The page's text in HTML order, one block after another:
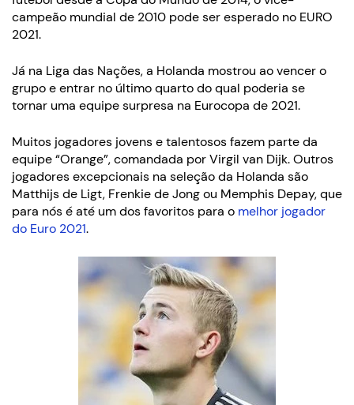
campeão mundial de 2010 pode ser esperado no EURO
2021.
Já na Liga das Nações, a Holanda mostrou ao vencer o
grupo e entrar no último quarto do qual poderia se
tornar uma equipe surpresa na Eurocopa de 2021.
Muitos jogadores jovens e talentosos fazem parte da
equipe “Orange”, comandada por Virgil van Dijk. Outros
jogadores excepcionais na seleção da Holanda são
Matthijs de Ligt, Frenkie de Jong ou Memphis Depay, que
para nós é até um dos favoritos para o melhor jogador
do Euro 2021.